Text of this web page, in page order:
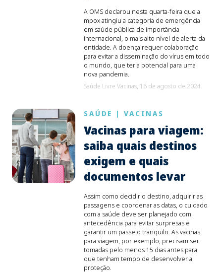
A OMS declarou nesta quarta-feira que a
mpox atingiu a categoria de emergência
em saúde pública de importância
internacional, o mais alto nível de alerta da
entidade. A doença requer colaboração
para evitar a disseminação do vírus em todo
o mundo, que teria potencial para uma
nova pandemia.
Saúde Livre Vacinas, 16 de agosto de 2024
SAÚDE | VACINAS
Vacinas para viagem:
saiba quais destinos
exigem e quais
documentos levar
Assim como decidir o destino, adquirir as
passagens e coordenar as datas, o cuidado
com a saúde deve ser planejado com
antecedência para evitar surpresas e
garantir um passeio tranquilo. As vacinas
para viagem, por exemplo, precisam ser
tomadas pelo menos 15 dias antes para
que tenham tempo de desenvolver a
proteção.